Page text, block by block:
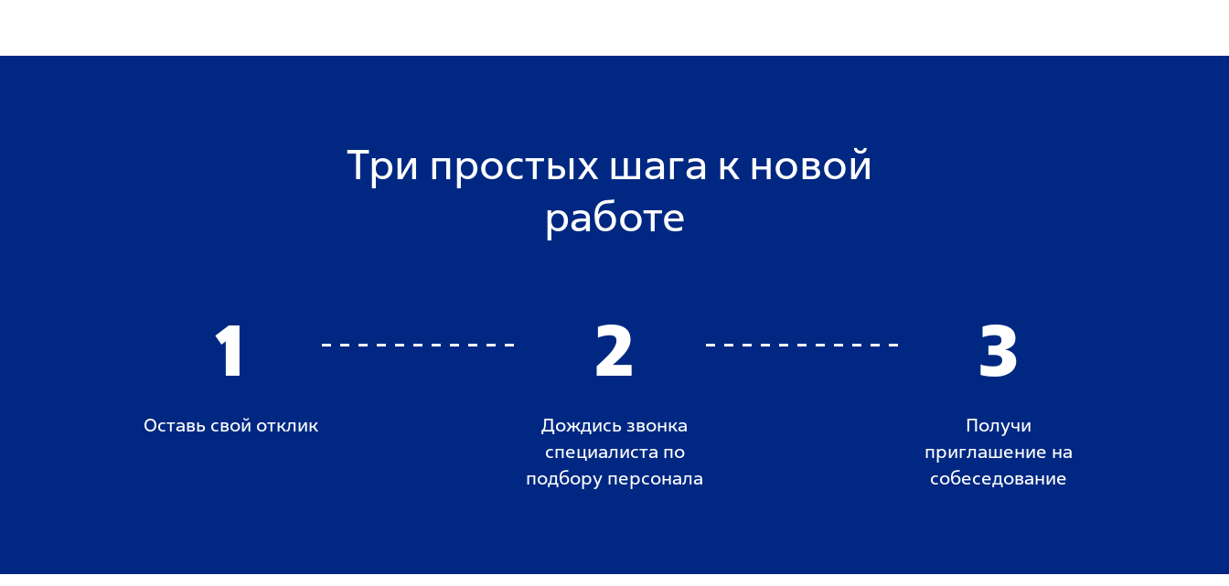
Три простых шага к новой
работе
1
Оставь свой отклик
2
Дождись звонка
специалиста по
подбору персонала
3
Получи
приглашение на
собеседование